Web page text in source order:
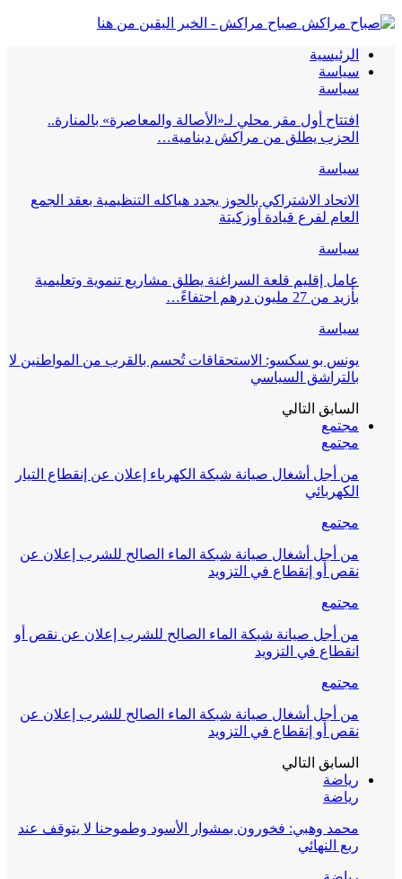
صباح مراكش - الخبر اليقين من هنا
الرئيسية
سياسة
سياسة
افتتاح أول مقر محلي لـ«الأصالة والمعاصرة» بالمنارة..
الحزب يطلق من مراكش دينامية…
سياسة
الاتحاد الاشتراكي بالحوز يجدد هياكله التنظيمية بعقد الجمع
العام لفرع قيادة أوزكيتة
سياسة
عامل إقليم قلعة السراغنة يطلق مشاريع تنموية وتعليمية
بأزيد من 27 مليون درهم احتفاءً…
سياسة
يونس بو سكسو: الاستحقاقات تُحسم بالقرب من المواطنين لا
بالتراشق السياسي
السابق التالي
مجتمع
مجتمع
من أجل أشغال صيانة شبكة الكهرباء إعلان عن إنقطاع التيار
الكهربائي
مجتمع
من أجل أشغال صيانة شبكة الماء الصالح للشرب إعلان عن
نقص أو إنقطاع في التزويد
مجتمع
من أجل صيانة شبكة الماء الصالح للشرب إعلان عن نقص أو
انقطاع في التزويد
مجتمع
من أجل أشغال صيانة شبكة الماء الصالح للشرب إعلان عن
نقص أو إنقطاع في التزويد
السابق التالي
رياضة
رياضة
محمد وهبي: فخورون بمشوار الأسود وطموحنا لا يتوقف عند
ربع النهائي